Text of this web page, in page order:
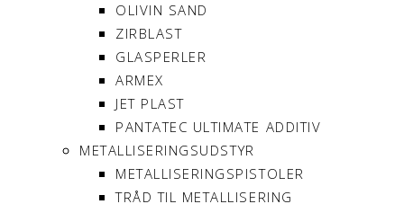
OLIVIN SAND
ZIRBLAST
GLASPERLER
ARMEX
JET PLAST
PANTATEC ULTIMATE ADDITIV
METALLISERINGSUDSTYR
METALLISERINGSPISTOLER
TRÅD TIL METALLISERING